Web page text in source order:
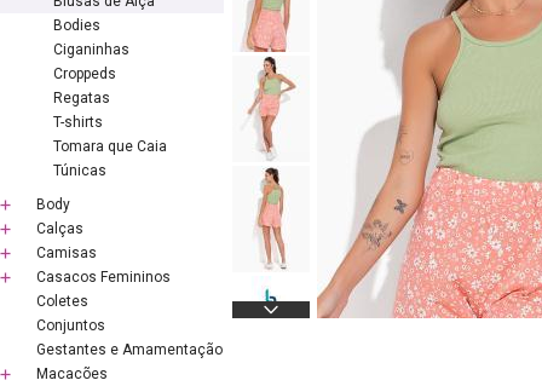
Bodies
Ciganinhas
Croppeds
Regatas
T-shirts
Tomara que Caia
Túnicas
Body
Calças
Camisas
Casacos Femininos
Coletes
Conjuntos
Gestantes e Amamentação
Macacões